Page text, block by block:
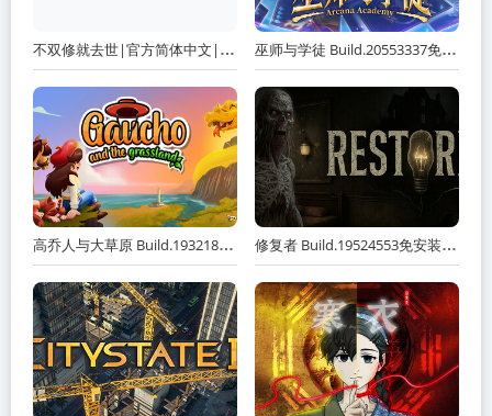
不双修就去世|官方简体中文|/百度网盘/ 夸克网盘下载 巫师与学徒 Build.20553337免安装中文版 夸克网盘下载
高乔人与大草原 Build.19321887免安装中文版 夸克网盘下载 修复者 Build.19524553免安装中文版 夸克网盘下载